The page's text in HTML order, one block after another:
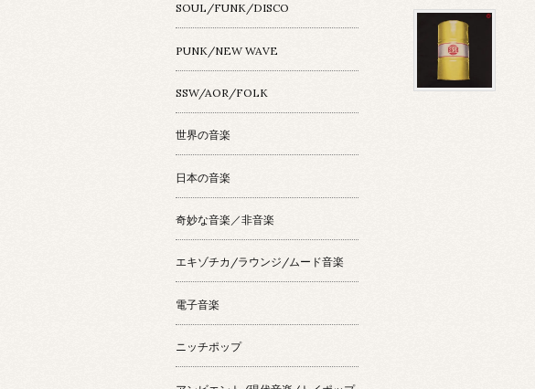
SOUL/FUNK/DISCO
PUNK/NEW WAVE
SSW/AOR/FOLK
世界の音楽
日本の音楽
奇妙な音楽／非音楽
エキゾチカ/ラウンジ/ムード音楽
電子音楽
ニッチポップ